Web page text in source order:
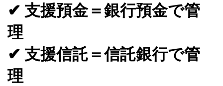
✔ 支援預金＝銀行預金で管
理
✔ 支援信託＝信託銀行で管
理